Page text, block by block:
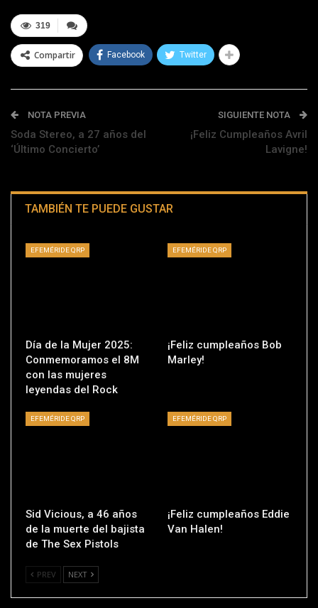
319
Compartir Facebook Twitter
NOTA PREVIA
Soda Stereo, a 27 años del
‘Último Concierto’
SIGUIENTE NOTA
¡Feliz Cumpleaños Avril
Lavigne!
TAMBIÉN TE PUEDE GUSTAR
EFEMÉRIDE QRP
Día de la Mujer 2025:
Conmemoramos el 8M
con las mujeres
leyendas del Rock
EFEMÉRIDE QRP
¡Feliz cumpleaños Bob
Marley!
EFEMÉRIDE QRP
Sid Vicious, a 46 años
de la muerte del bajista
de The Sex Pistols
EFEMÉRIDE QRP
¡Feliz cumpleaños Eddie
Van Halen!
PREV NEXT